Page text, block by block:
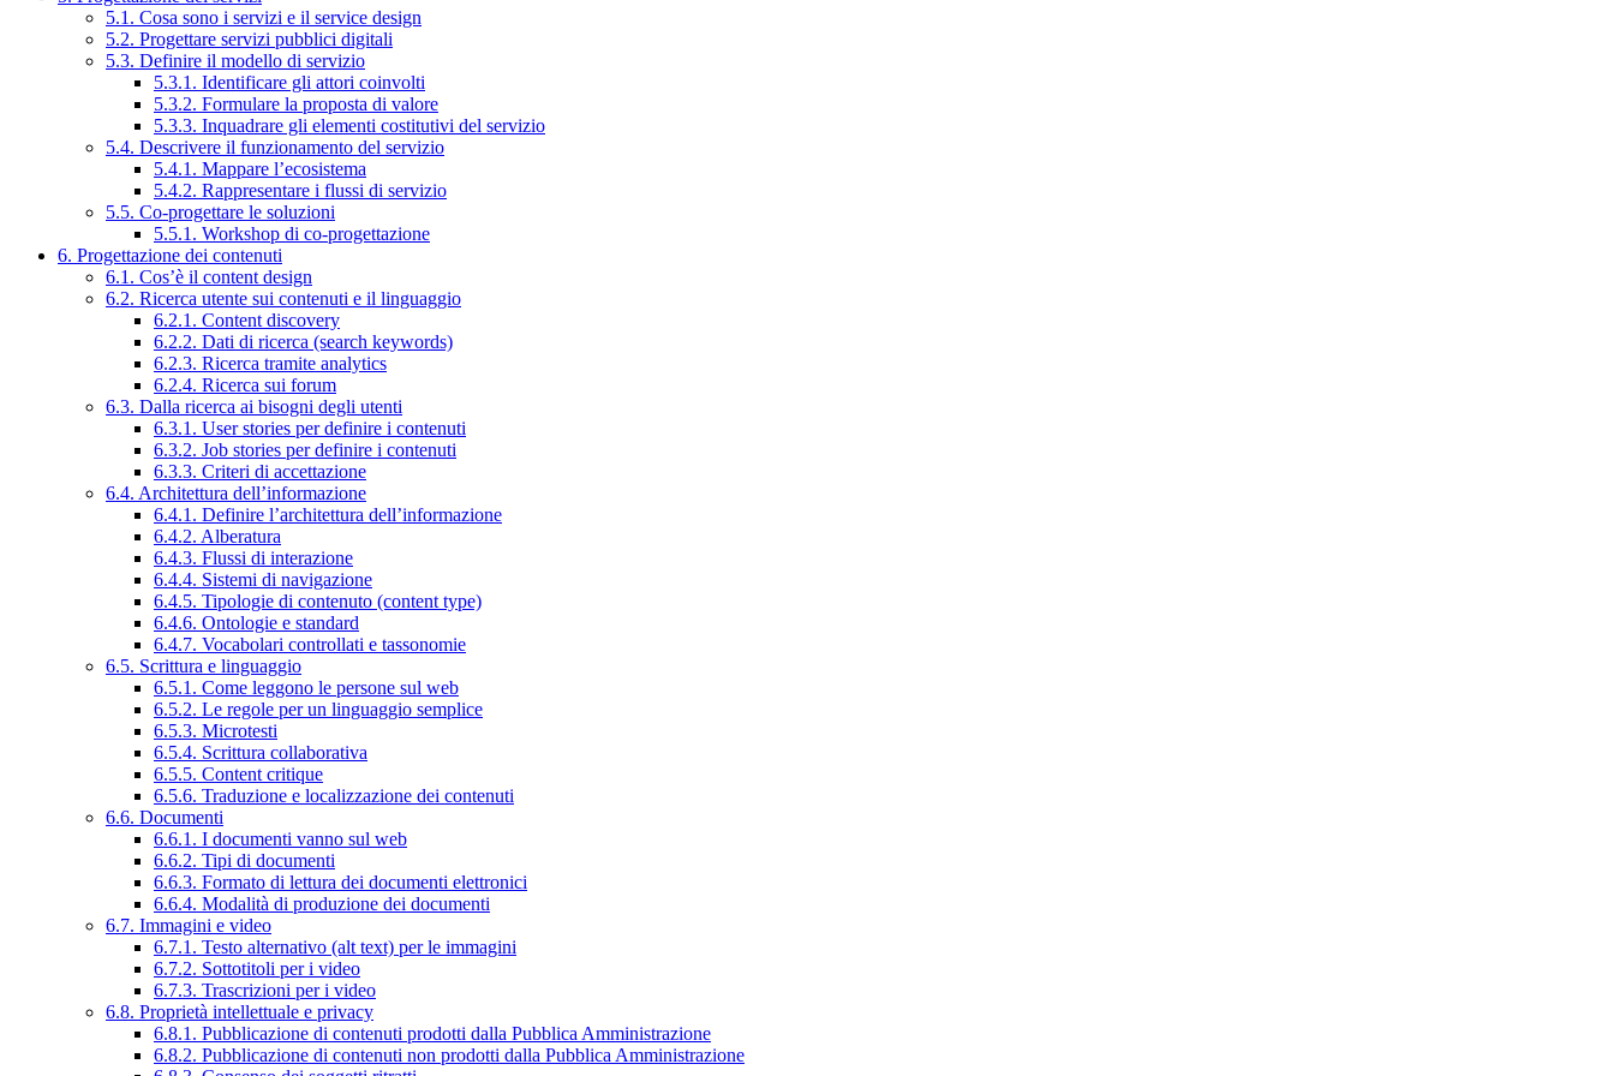
5.1. Cosa sono i servizi e il service design
5.2. Progettare servizi pubblici digitali
5.3. Definire il modello di servizio
5.3.1. Identificare gli attori coinvolti
5.3.2. Formulare la proposta di valore
5.3.3. Inquadrare gli elementi costitutivi del servizio
5.4. Descrivere il funzionamento del servizio
5.4.1. Mappare l’ecosistema
5.4.2. Rappresentare i flussi di servizio
5.5. Co-progettare le soluzioni
5.5.1. Workshop di co-progettazione
6. Progettazione dei contenuti
6.1. Cos’è il content design
6.2. Ricerca utente sui contenuti e il linguaggio
6.2.1. Content discovery
6.2.2. Dati di ricerca (search keywords)
6.2.3. Ricerca tramite analytics
6.2.4. Ricerca sui forum
6.3. Dalla ricerca ai bisogni degli utenti
6.3.1. User stories per definire i contenuti
6.3.2. Job stories per definire i contenuti
6.3.3. Criteri di accettazione
6.4. Architettura dell’informazione
6.4.1. Definire l’architettura dell’informazione
6.4.2. Alberatura
6.4.3. Flussi di interazione
6.4.4. Sistemi di navigazione
6.4.5. Tipologie di contenuto (content type)
6.4.6. Ontologie e standard
6.4.7. Vocabolari controllati e tassonomie
6.5. Scrittura e linguaggio
6.5.1. Come leggono le persone sul web
6.5.2. Le regole per un linguaggio semplice
6.5.3. Microtesti
6.5.4. Scrittura collaborativa
6.5.5. Content critique
6.5.6. Traduzione e localizzazione dei contenuti
6.6. Documenti
6.6.1. I documenti vanno sul web
6.6.2. Tipi di documenti
6.6.3. Formato di lettura dei documenti elettronici
6.6.4. Modalità di produzione dei documenti
6.7. Immagini e video
6.7.1. Testo alternativo (alt text) per le immagini
6.7.2. Sottotitoli per i video
6.7.3. Trascrizioni per i video
6.8. Proprietà intellettuale e privacy
6.8.1. Pubblicazione di contenuti prodotti dalla Pubblica Amministrazione
6.8.2. Pubblicazione di contenuti non prodotti dalla Pubblica Amministrazione